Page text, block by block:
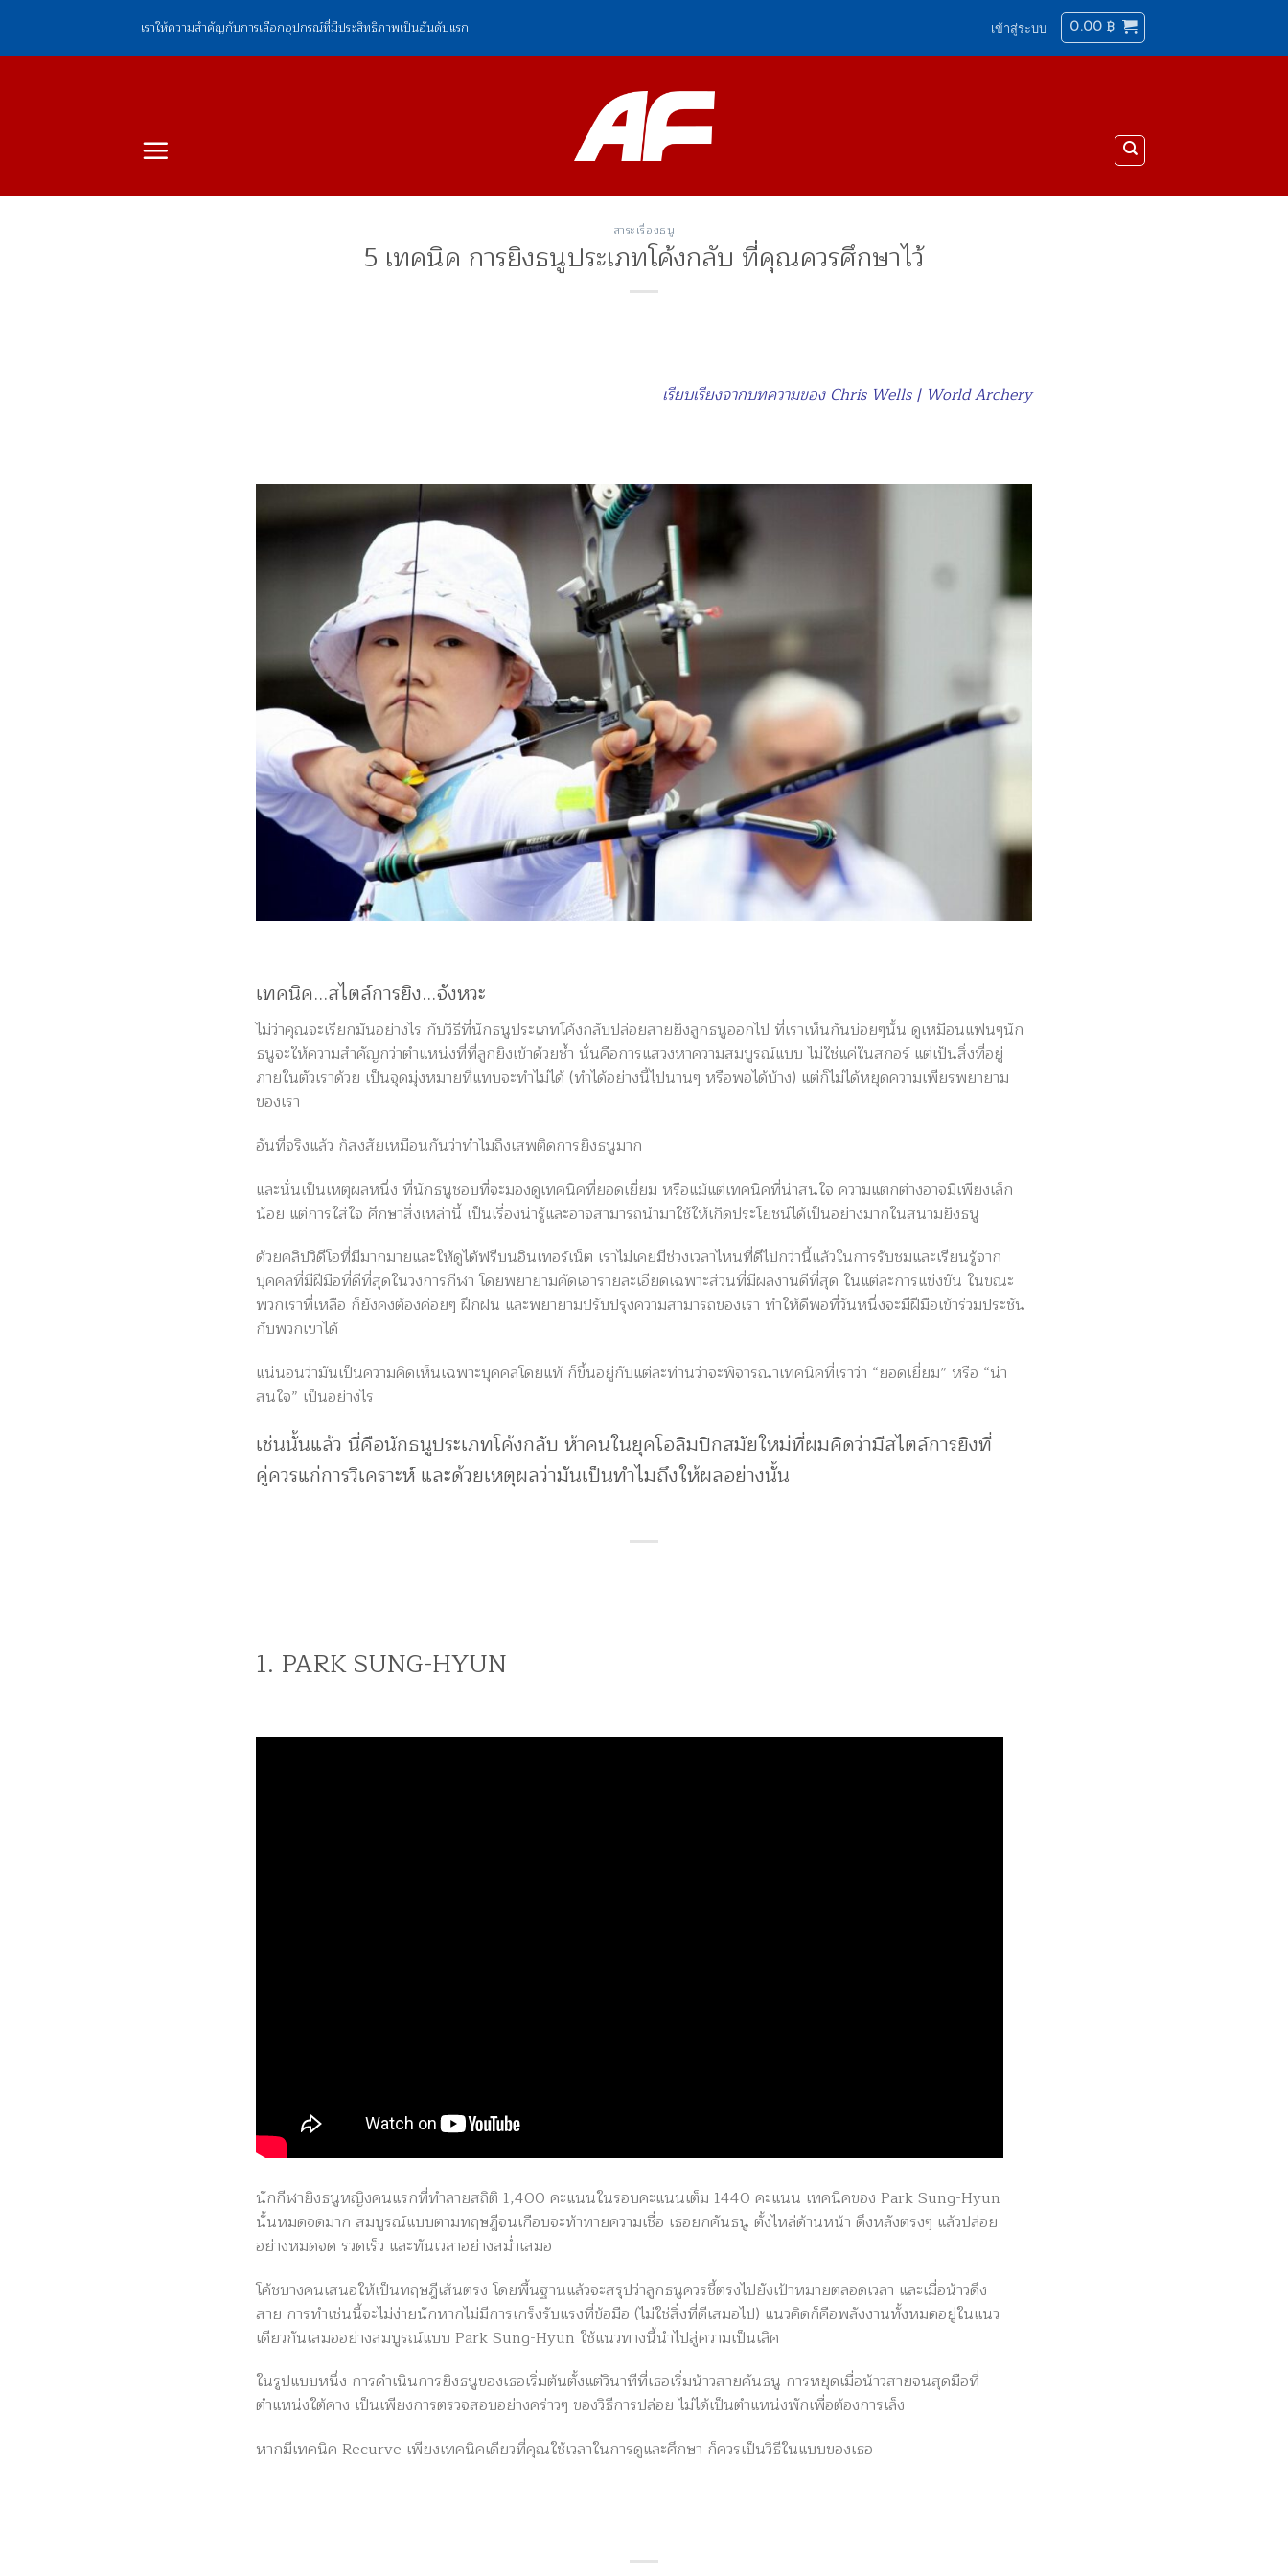
ยัง
เราให้ความสำคัญกับการเลือกอุปกรณ์ที่มีประสิทธิภาพเป็นอันดับแรก เข้าสู่ระบบ 0.00฿
สาระเรื่องธนู
5 เทคนิค การยิงธนูประเภทโค้งกลับ ที่คุณควรศึกษาไว้
เรียบเรียงจากบทความของ Chris Wells | World Archery
เทคนิค…สไตล์การยิง…จังหวะ
ไม่ว่าคุณจะเรียกมันอย่างไร กับวิธีที่นักธนูประเภทโค้งกลับปล่อยสายยิงลูกธนูออกไป ที่เราเห็นกันบ่อยๆนั้น ดูเหมือนแฟนๆนัก
ธนูจะให้ความสำคัญกว่าตำแหน่งที่ที่ลูกยิงเข้าด้วยซ้ำ นั่นคือการแสวงหาความสมบูรณ์แบบ ไม่ใช่แค่ในสกอร์ แต่เป็นสิ่งที่อยู่
ภายในตัวเราด้วย เป็นจุดมุ่งหมายที่แทบจะทำไม่ได้ (ทำได้อย่างนี้ไปนานๆ หรือพอได้บ้าง) แต่ก็ไม่ได้หยุดความเพียรพยายาม
ของเรา
อันที่จริงแล้ว ก็สงสัยเหมือนกันว่าทำไมถึงเสพติดการยิงธนูมาก
และนั่นเป็นเหตุผลหนึ่ง ที่นักธนูชอบที่จะมองดูเทคนิคที่ยอดเยี่ยม หรือแม้แต่เทคนิคที่น่าสนใจ ความแตกต่างอาจมีเพียงเล็ก
น้อย แต่การใส่ใจ ศึกษาสิ่งเหล่านี้ เป็นเรื่องน่ารู้และอาจสามารถนำมาใช้ให้เกิดประโยชน์ได้เป็นอย่างมากในสนามยิงธนู
ด้วยคลิปวิดีโอที่มีมากมายและให้ดูได้ฟรีบนอินเทอร์เน็ต เราไม่เคยมีช่วงเวลาไหนที่ดีไปกว่านี้แล้วในการรับชมและเรียนรู้จาก
บุคคลที่มีฝีมือที่ดีที่สุดในวงการกีฬา โดยพยายามคัดเอารายละเอียดเฉพาะส่วนที่มีผลงานดีที่สุด ในแต่ละการแข่งขัน ในขณะ
พวกเราที่เหลือ ก็ยังคงต้องค่อยๆ ฝึกฝน และพยายามปรับปรุงความสามารถของเรา ทำให้ดีพอที่วันหนึ่งจะมีฝีมือเข้าร่วมประชัน
กับพวกเขาได้
แน่นอนว่ามันเป็นความคิดเห็นเฉพาะบุคคลโดยแท้ ก็ขึ้นอยู่กับแต่ละท่านว่าจะพิจารณาเทคนิคที่เราว่า “ยอดเยี่ยม” หรือ “น่า
สนใจ” เป็นอย่างไร
เช่นนั้นแล้ว นี่คือนักธนูประเภทโค้งกลับ ห้าคนในยุคโอลิมปิกสมัยใหม่ที่ผมคิดว่ามีสไตล์การยิงที่
คู่ควรแก่การวิเคราะห์ และด้วยเหตุผลว่ามันเป็นทำไมถึงให้ผลอย่างนั้น
1. PARK SUNG-HYUN
นักกีฬายิงธนูหญิงคนแรกที่ทำลายสถิติ 1,400 คะแนนในรอบคะแนนเต็ม 1440 คะแนน เทคนิคของ Park Sung-Hyun
นั้นหมดจดมาก สมบูรณ์แบบตามทฤษฎีจนเกือบจะท้าทายความเชื่อ เธอยกคันธนู ตั้งไหล่ด้านหน้า ดึงหลังตรงๆ แล้วปล่อย
อย่างหมดจด รวดเร็ว และทันเวลาอย่างสม่ำเสมอ
โค้ชบางคนเสนอให้เป็นทฤษฎีเส้นตรง โดยพื้นฐานแล้วจะสรุปว่าลูกธนูควรชี้ตรงไปยังเป้าหมายตลอดเวลา และเมื่อน้าวดึง
สาย การทำเช่นนี้จะไม่ง่ายนักหากไม่มีการเกร็งรับแรงที่ข้อมือ (ไม่ใช่สิ่งที่ดีเสมอไป) แนวคิดก็คือพลังงานทั้งหมดอยู่ในแนว
เดียวกันเสมออย่างสมบูรณ์แบบ Park Sung-Hyun ใช้แนวทางนี้นำไปสู่ความเป็นเลิศ
ในรูปแบบหนึ่ง การดำเนินการยิงธนูของเธอเริ่มต้นตั้งแต่วินาทีที่เธอเริ่มน้าวสายคันธนู การหยุดเมื่อน้าวสายจนสุดมือที่
ตำแหน่งใต้คาง เป็นเพียงการตรวจสอบอย่างคร่าวๆ ของวิธีการปล่อย ไม่ได้เป็นตำแหน่งพักเพื่อต้องการเล็ง
หากมีเทคนิค Recurve เพียงเทคนิคเดียวที่คุณใช้เวลาในการดูและศึกษา ก็ควรเป็นวิธีในแบบของเธอ